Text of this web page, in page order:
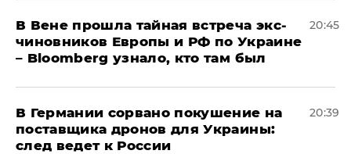
В Вене прошла тайная встреча экс-
чиновников Европы и РФ по Украине
– Bloomberg узнало, кто там был
20:45
​В Германии сорвано покушение на
поставщика дронов для Украины:
след ведет к России
20:39